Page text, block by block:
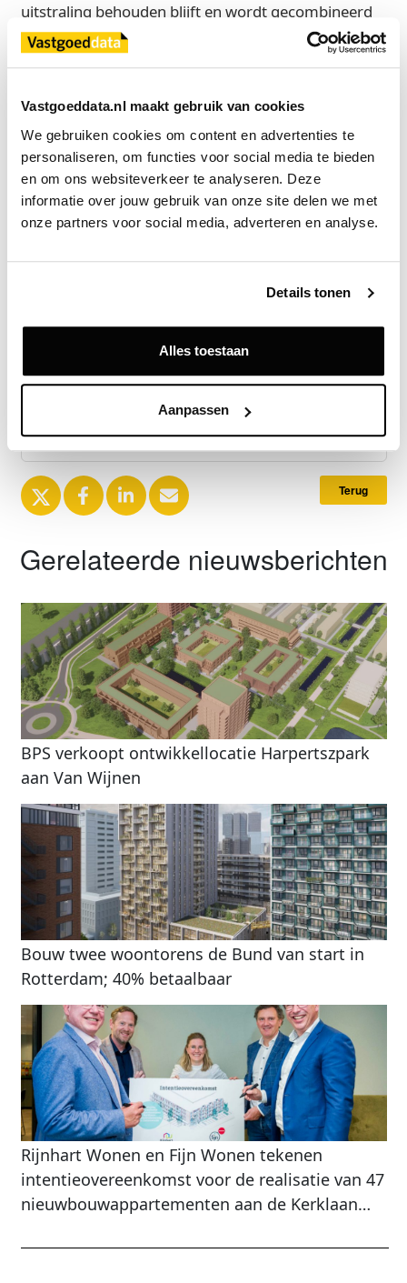
Vastgoeddata.nl maakt gebruik van cookies
We gebruiken cookies om content en advertenties te
personaliseren, om functies voor social media te bieden
en om ons websiteverkeer te analyseren. Deze
informatie over jouw gebruik van onze site delen we met
onze partners voor social media, adverteren en analyse.
Details tonen
Alles toestaan
Aanpassen
uitstraling behouden blijft en wordt gecombineerd
met een hoogwaardige hotelfunctie.
Op korte termijn start Draisma met de
bouwwerkzaamheden. Na afronding moet het hotel
vormen op het bestaande aanbod van Sizzles at the
Park in Apeldoorn.
Bron
Exclusief voor licentiehouders
Zie direct welke partijen en panden betrokken zijn bij dit nieuws.
Deze informatie is alleen beschikbaar voor licentiehouders van
Vastgoeddata.
Terug
Gerelateerde nieuwsberichten
BPS verkoopt ontwikkellocatie Harpertszpark
aan Van Wijnen
Bouw twee woontorens de Bund van start in
Rotterdam; 40% betaalbaar
Rijnhart Wonen en Fijn Wonen tekenen
intentieovereenkomst voor de realisatie van 47
nieuwbouwappartementen aan de Kerklaan